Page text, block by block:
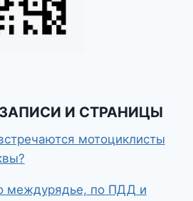
И СТРАНИЦЫ
мотоциклисты
междурядье, по ПДД и